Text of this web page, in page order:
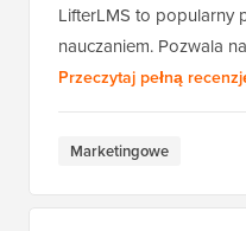
LifterLMS to popularny
nauczaniem. Pozwala
Przeczytaj pełną
Marketingowe